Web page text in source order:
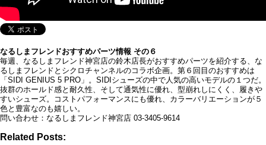
なるしまフレンドおすすめパーツ情報 その６
毎週、なるしまフレンド神宮店の鈴木店長がおすすめパーツを紹介する、な
るしまフレンドとシクロチャンネルのコラボ企画。第６回目のおすすめは
「SIDI GENIUS 5 PRO」。SIDIシューズの中で人気の高いモデルの１つだ。
抜群のホールド感と耐久性、そして通気性に優れ、型崩れしにくく、履きや
すいシューズ。コストパフォーマンスにも優れ、カラーバリエーションが５
色と豊富なのも嬉しい。
問い合わせ：なるしまフレンド神宮店 03-3405-9614
Related Posts: